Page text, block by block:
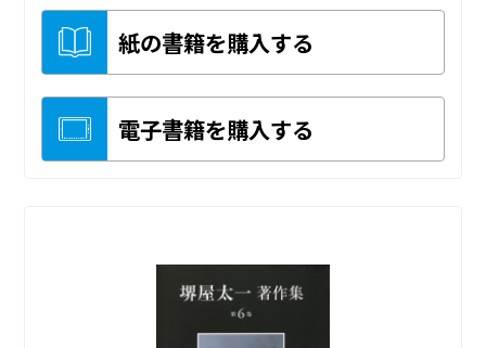
紙の書籍を購入する
電子書籍を購入する